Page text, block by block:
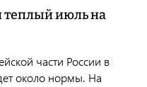
теплый июль на
части России в
около нормы. На